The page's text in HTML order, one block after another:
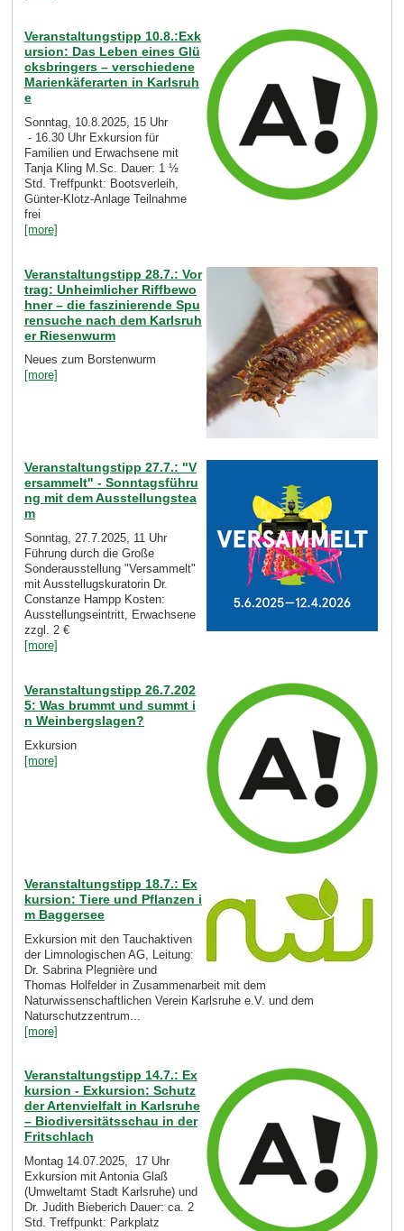
Veranstaltungstipp 10.8.:Exk
ursion: Das Leben eines Glü
cksbringers – verschiedene
Marienkäferarten in Karlsruh
e
Sonntag, 10.8.2025, 15 Uhr
- 16.30 Uhr Exkursion für
Familien und Erwachsene mit
Tanja Kling M.Sc. Dauer: 1 ½
Std. Treffpunkt: Bootsverleih,
Günter-Klotz-Anlage Teilnahme
frei
[more]
Veranstaltungstipp 28.7.: Vor
trag: Unheimlicher Riffbewo
hner – die faszinierende Spu
rensuche nach dem Karlsruh
er Riesenwurm
Neues zum Borstenwurm
[more]
Veranstaltungstipp 27.7.: "V
ersammelt" - Sonntagsführu
ng mit dem Ausstellungstea
m
Sonntag, 27.7.2025, 11 Uhr
Führung durch die Große
Sonderausstellung "Versammelt"
mit Ausstellugskuratorin Dr.
Constanze Hampp Kosten:
Ausstellungseintritt, Erwachsene
zzgl. 2 €
[more]
Veranstaltungstipp 26.7.202
5: Was brummt und summt i
n Weinbergslagen?
Exkursion
[more]
Veranstaltungstipp 18.7.: Ex
kursion: Tiere und Pflanzen i
m Baggersee
Exkursion mit den Tauchaktiven
der Limnologischen AG, Leitung:
Dr. Sabrina Plegnière und
Thomas Holfelder in Zusammenarbeit mit dem
Naturwissenschaftlichen Verein Karlsruhe e.V. und dem
Naturschutzzentrum...
[more]
Veranstaltungstipp 14.7.: Ex
kursion - Exkursion: Schutz
der Artenvielfalt in Karlsruhe
– Biodiversitätsschau in der
Fritschlach
Montag 14.07.2025, 17 Uhr
Exkursion mit Antonia Glaß
(Umweltamt Stadt Karlsruhe) und
Dr. Judith Bieberich Dauer: ca. 2
Std. Treffpunkt: Parkplatz